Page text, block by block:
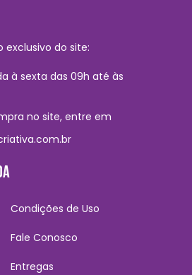
do site:
à sexta das 09h até às
no site, entre em
Condições de Uso
Fale Conosco
Entregas